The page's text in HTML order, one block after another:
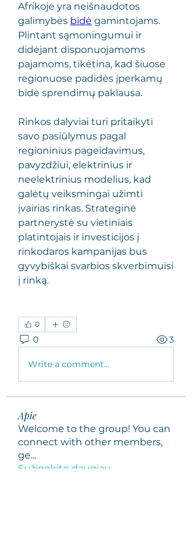
Afrikoje yra neišnaudotos
galimybės bidė gamintojams.
Plintant sąmoningumui ir
didėjant disponuojamoms
pajamoms, tikėtina, kad šiuose
regionuose padidės įperkamų
bidė sprendimų paklausa.
Rinkos dalyviai turi pritaikyti
savo pasiūlymus pagal
regioninius pageidavimus,
pavyzdžiui, elektrinius ir
neelektrinius modelius, kad
galėtų veiksmingai užimti
įvairias rinkas. Strateginė
partnerystė su vietiniais
platintojais ir investicijos į
rinkodaros kampanijas bus
gyvybiškai svarbios skverbimuisi
į rinką.
0
0 3
Write a comment...
Apie
Welcome to the group! You can
connect with other members,
ge...
Sužinokite daugiau